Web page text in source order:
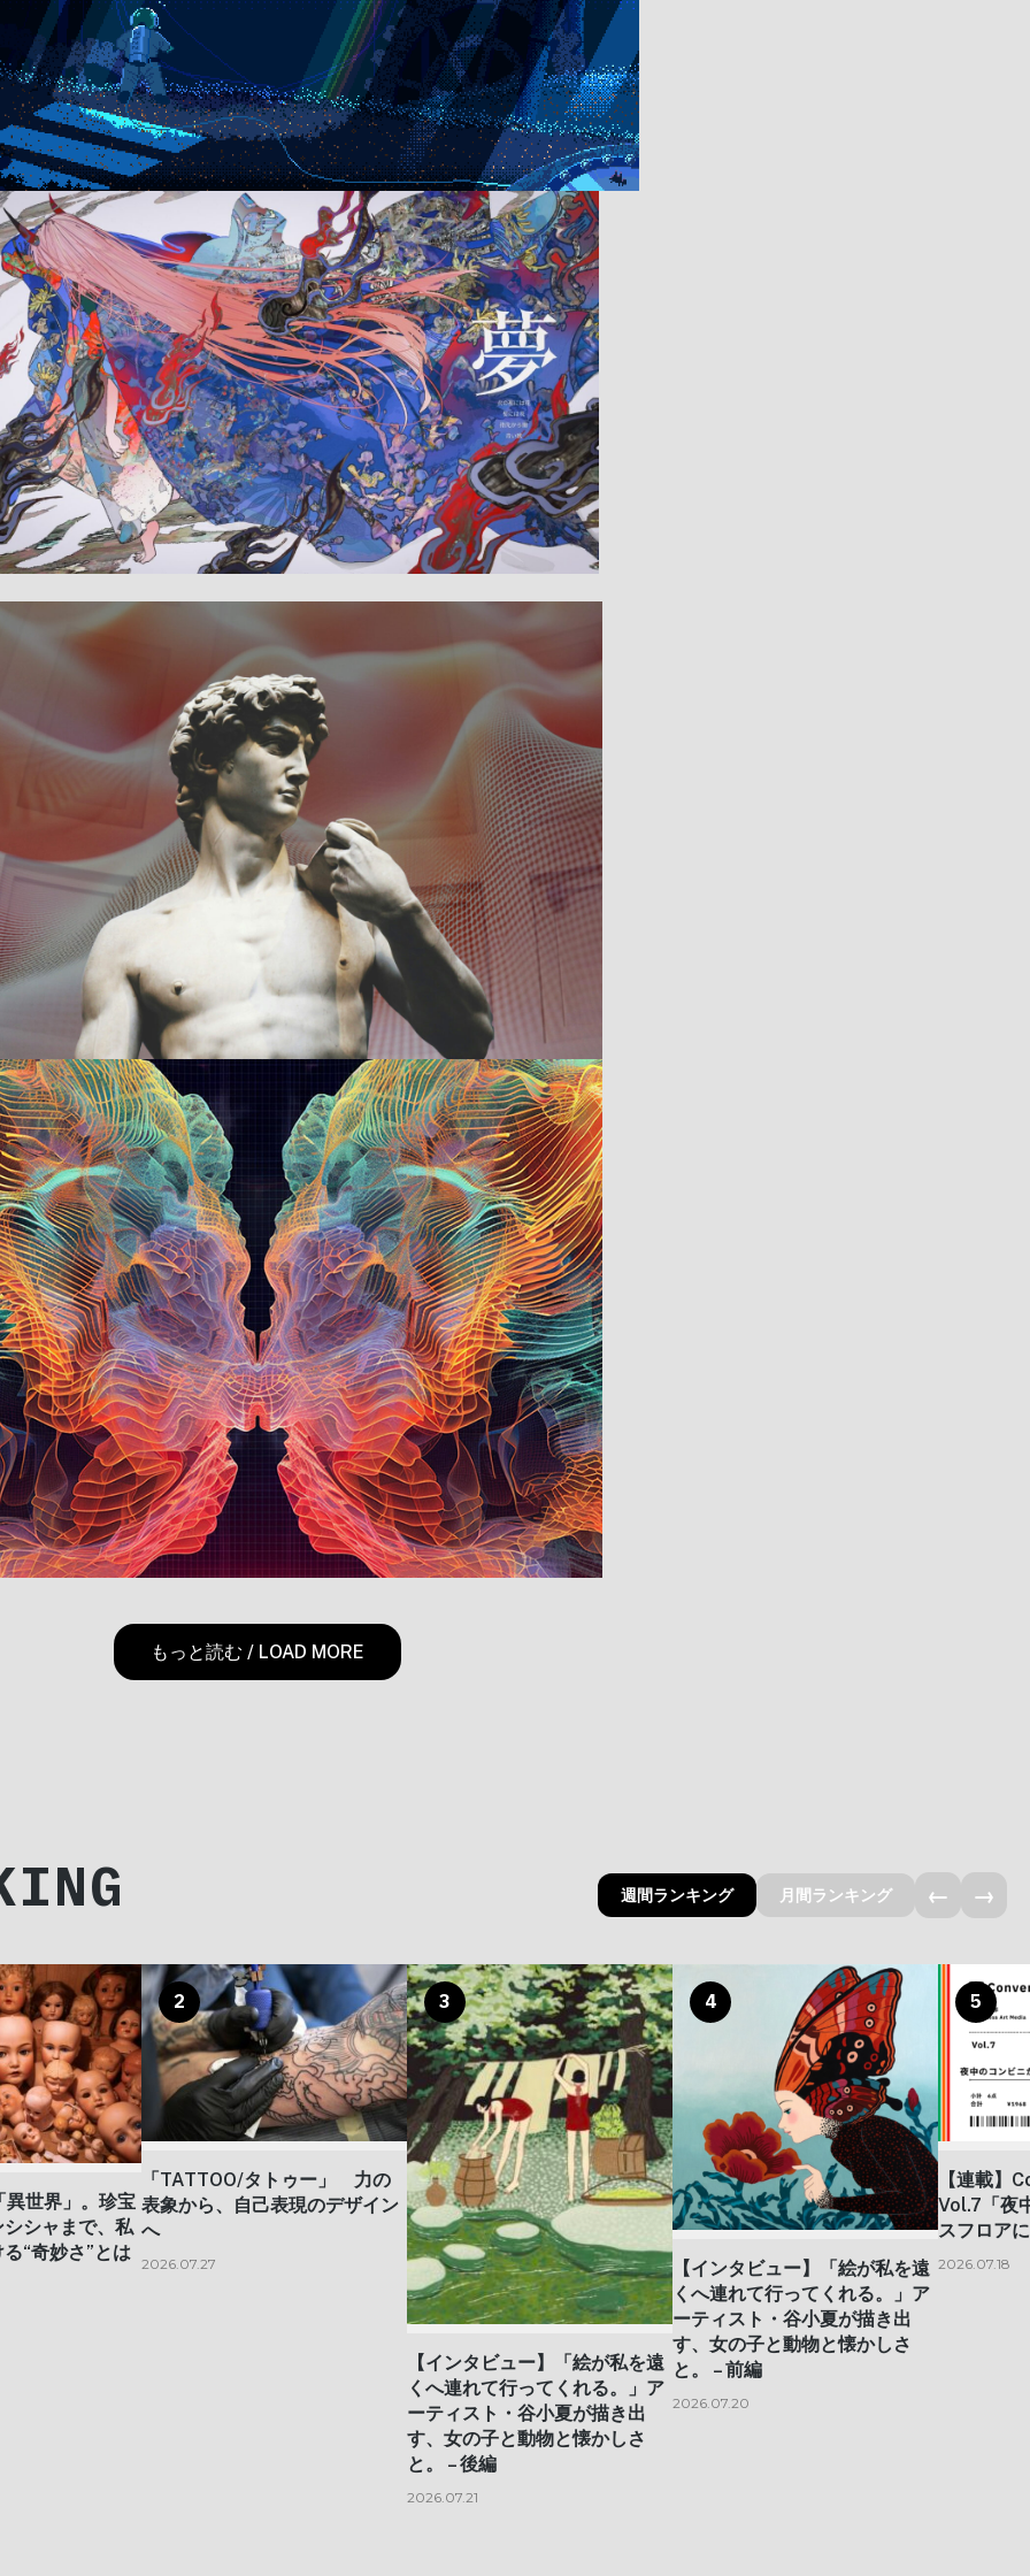
#デジタルアート #トレンド #ピクセルアート #ポップカルチャー
#アーティストインタビュー #イラストレーター #デジタルアート
クリエイター
#イラストレーター #デジタルアート #MCA #デジタルアート #メタルキャンバスアート
#水彩画 ＃高野洸
#イメージディレクター #イラストレーター #デジタルアート
レーター #GUWEIZ #アーティストインタビュー #イラストレーター
#デジタルクリエイター
#アーティストインタビュー #イラストレーター
#デジタルアート
クリエイター
#現代アート #生成AI #美術史 #芸術論
アート #ポップアート #メディアアート #現代アート #美術史
もっと読む / LOAD MORE
週間ランキング 月間ランキング ← →
世界」。珍宝
シャまで、私
“奇妙さ”とは
2
「TATTOO/タトゥー」 力の
表象から、自己表現のデザイン
へ
2026.07.27
3
【インタビュー】「絵が私を遠
くへ連れて行ってくれる。」ア
ーティスト・谷小夏が描き出
す、女の子と動物と懐かしさ
と。 – 後編
2026.07.21
4
【インタビュー】「絵が私を遠
くへ連れて行ってくれる。」ア
ーティスト・谷小夏が描き出
す、女の子と動物と懐かしさ
と。 – 前編
2026.07.20
5
【連載】
Vol.7「夜
スフロア
2026.07.18